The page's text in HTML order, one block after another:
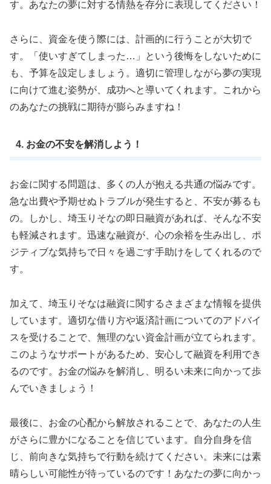
す。あなたの夢に対する情熱を存分に表現してください！
さらに、資金を使う際には、計画的に行うことが大切で
す。「使いすぎてしまった…」という後悔をしないために
も、予算を設定しましょう。適切に管理しながら夢の実現
に向けて進む姿勢が、成功へと導いてくれます。これから
のあなたの挑戦に期待が膨らみますね！
4. お金の不安を解消しよう！
お金に関する問題は、多くの人が抱える共通の悩みです。
急な出費や予期せぬトラブルが発生すると、不安が募るも
の。しかし、埼玉りそなの即日融資があれば、そんな不安
も軽減されます。迅速な融資が、心の余裕を生み出し、ポ
ジティブな気持ちで日々を過ごす手助けをしてくれるので
す。
加えて、埼玉りそなは融資に関するさまざまな情報を提供
しています。適切な借り方や返済計画についてのアドバイ
スを受けることで、無理のない資金計画が立てられます。
このようなサポートがあるため、安心して融資を利用でき
るのです。お金の悩みを解消し、明るい未来に向かって歩
んでいきましょう！
最後に、お金の心配から解放されることで、あなたの人生
がさらに豊かになることを信じています。自分自身を信
じ、前向きな気持ちで行動を続けてください。未来には素
晴らしい可能性が待っているのです！あなたの夢に向かっ